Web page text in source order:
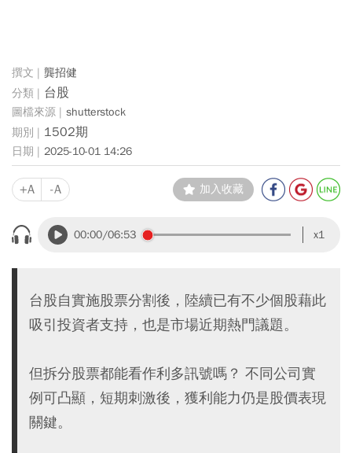
龔招健
台股
shutterstock
1502期
2025-10-01 14:26
+A -A 加入收藏
00:00/06:53 x1
台股自實施股票分割後，陸續已有不少個股藉此
吸引投資者支持，也是市場近期熱門議題。
但拆分股票都能看作利多訊號嗎？ 不同公司實
例可凸顯，短期刺激後，獲利能力仍是股價表現
關鍵。